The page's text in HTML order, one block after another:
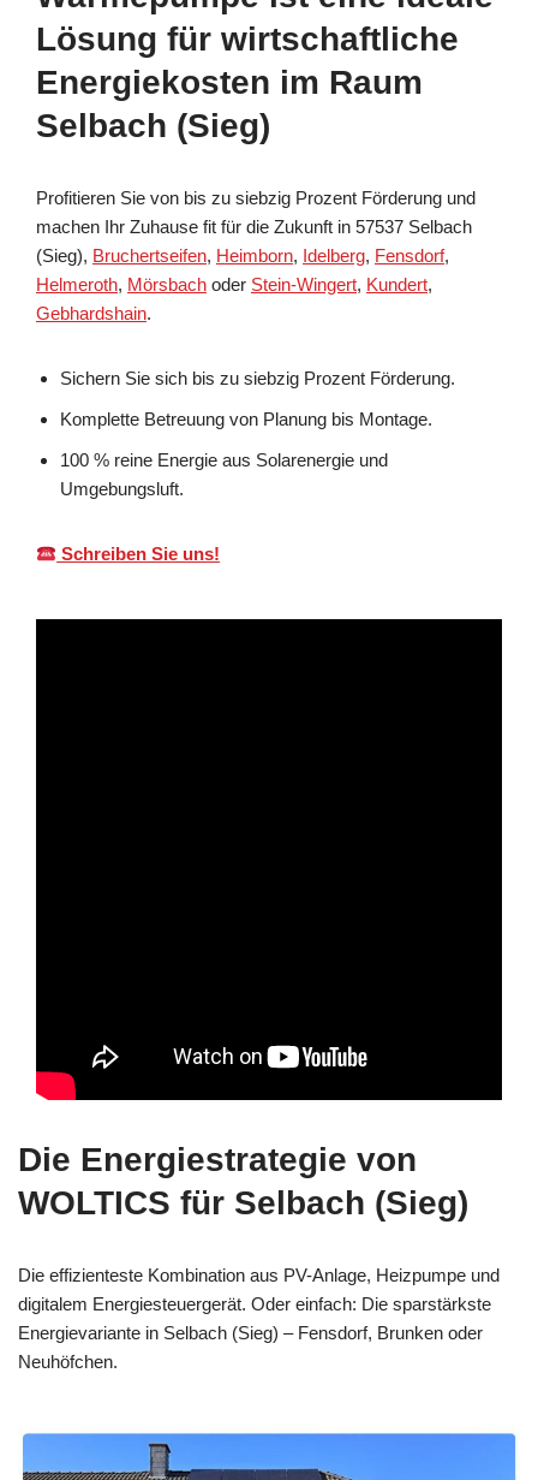
Lösung für wirtschaftliche
Energiekosten im Raum
Selbach (Sieg)
Profitieren Sie von bis zu siebzig Prozent Förderung und
machen Ihr Zuhause fit für die Zukunft in 57537 Selbach
(Sieg), Bruchertseifen, Heimborn, Idelberg, Fensdorf,
Helmeroth, Mörsbach oder Stein-Wingert, Kundert,
Gebhardshain.
Sichern Sie sich bis zu siebzig Prozent Förderung.
Komplette Betreuung von Planung bis Montage.
100 % reine Energie aus Solarenergie und
Umgebungsluft.
Schreiben Sie uns!
Die Energiestrategie von
WOLTICS für Selbach (Sieg)
Die effizienteste Kombination aus PV-Anlage, Heizpumpe und
digitalem Energiesteuergerät. Oder einfach: Die sparstärkste
Energievariante in Selbach (Sieg) – Fensdorf, Brunken oder
Neuhöfchen.